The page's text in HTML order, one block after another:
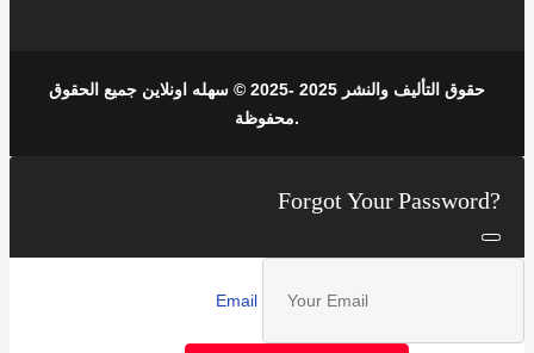
حقوق التأليف والنشر 2025 -2025 © سهله اونلاين جميع الحقوق
محفوظة.
Forgot Your Password?
Email